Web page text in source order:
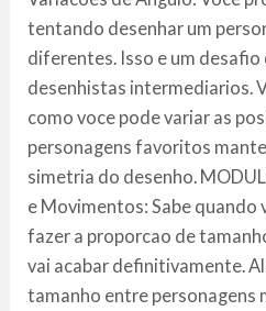
tentando desenhar um
diferentes. Isso e um
desenhistas intermediarios.
como voce pode variar as
personagens favoritos
simetria do desenho.
e Movimentos: Sabe quando
fazer a proporcao de
vai acabar definitivamente.
tamanho entre personagens